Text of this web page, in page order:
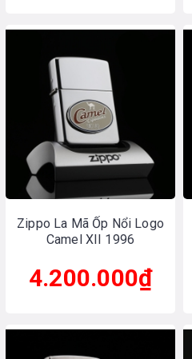
Zippo La Mã Ốp Nổi Logo
Camel XII 1996
4.200.000₫